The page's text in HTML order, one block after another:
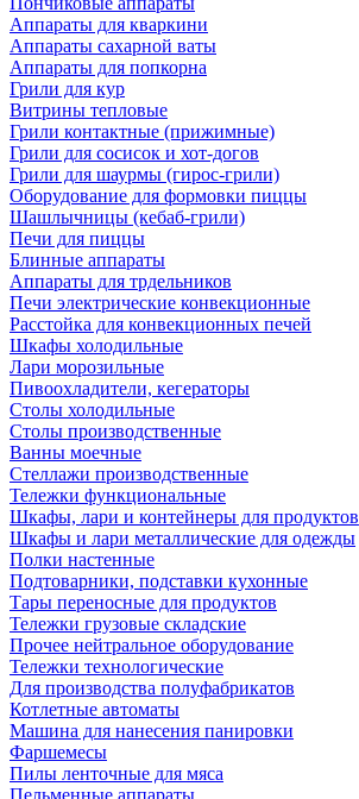
Аппараты для кваркини
Аппараты сахарной ваты
Аппараты для попкорна
Грили для кур
Витрины тепловые
Грили контактные (прижимные)
Грили для сосисок и хот-догов
Грили для шаурмы (гирос-грили)
Оборудование для формовки пиццы
Шашлычницы (кебаб-грили)
Печи для пиццы
Блинные аппараты
Аппараты для трдельников
Печи электрические конвекционные
Расстойка для конвекционных печей
Шкафы холодильные
Лари морозильные
Пивоохладители, кегераторы
Столы холодильные
Столы производственные
Ванны моечные
Стеллажи производственные
Тележки функциональные
Шкафы, лари и контейнеры для продуктов
Шкафы и лари металлические для одежды
Полки настенные
Подтоварники, подставки кухонные
Тары переносные для продуктов
Тележки грузовые складские
Прочее нейтральное оборудование
Тележки технологические
Для производства полуфабрикатов
Котлетные автоматы
Машина для нанесения панировки
Фаршемесы
Пилы ленточные для мяса
Пельменные аппараты